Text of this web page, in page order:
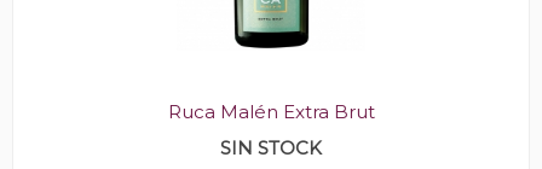
Ruca Malén Extra Brut
SIN STOCK